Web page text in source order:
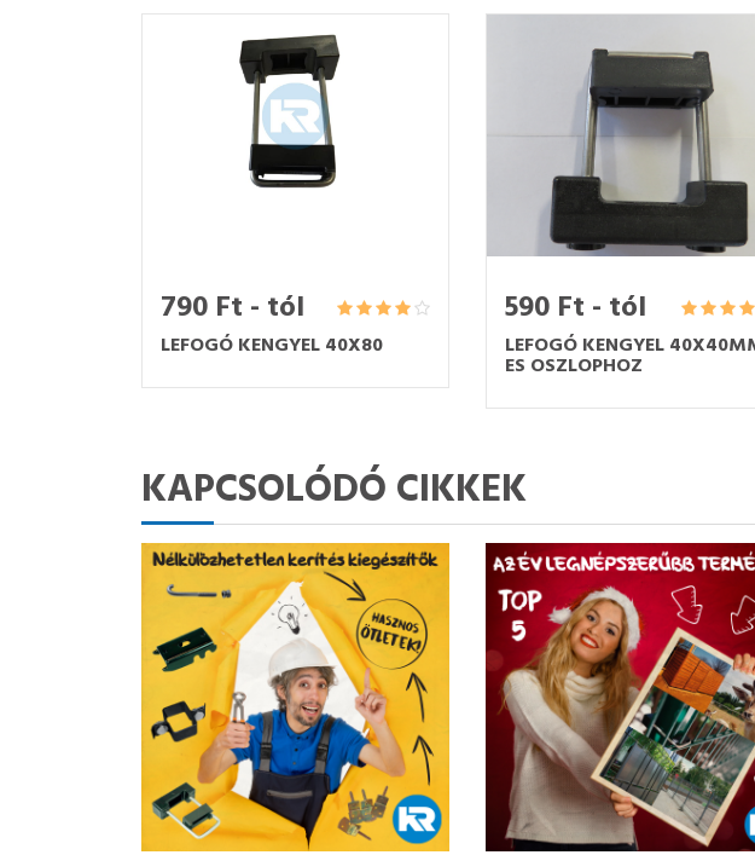
790 Ft - tól
LEFOGÓ KENGYEL 40X80
590 Ft - tól
LEFOGÓ KENGYEL
ES OSZLOPHOZ
KAPCSOLÓDÓ CIKKEK